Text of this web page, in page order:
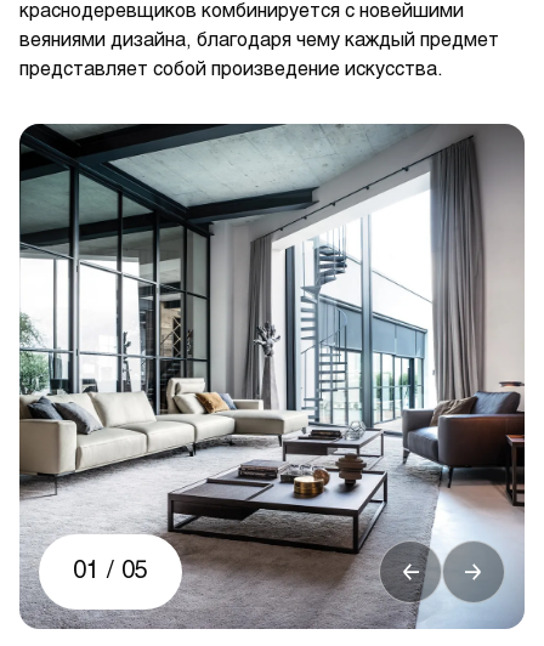
краснодеревщиков комбинируется с новейшими
веяниями дизайна, благодаря чему каждый предмет
представляет собой произведение искусства.
01 / 05